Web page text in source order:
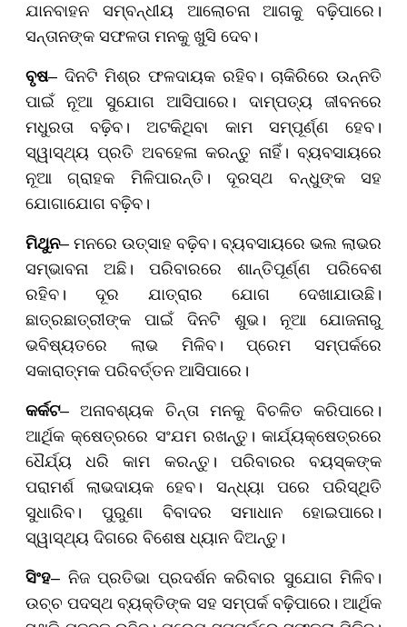
ଯାନବାହନ ସମ୍ବନ୍ଧୀୟ ଆଲୋଚନା ଆଗକୁ ବଢ଼ିପାରେ।
ସନ୍ତାନଙ୍କ ସଫଳତା ମନକୁ ଖୁସି ଦେବ।
ବୃଷ– ଦିନଟି ମିଶ୍ର ଫଳଦାୟକ ରହିବ। ଚାକିରିରେ ଉନ୍ନତି
ପାଇଁ ନୂଆ ସୁଯୋଗ ଆସିପାରେ। ଦାମ୍ପତ୍ୟ ଜୀବନରେ
ମଧୁରତା ବଢ଼ିବ। ଅଟକିଥିବା କାମ ସମ୍ପୂର୍ଣ୍ଣ ହେବ।
ସ୍ୱାସ୍ଥ୍ୟ ପ୍ରତି ଅବହେଳା କରନ୍ତୁ ନାହିଁ। ବ୍ୟବସାୟରେ
ନୂଆ ଗ୍ରାହକ ମିଳିପାରନ୍ତି। ଦୂରସ୍ଥ ବନ୍ଧୁଙ୍କ ସହ
ଯୋଗାଯୋଗ ବଢ଼ିବ।
ମିଥୁନ– ମନରେ ଉତ୍ସାହ ବଢ଼ିବ। ବ୍ୟବସାୟରେ ଭଲ ଲାଭର
ସମ୍ଭାବନା ଅଛି। ପରିବାରରେ ଶାନ୍ତିପୂର୍ଣ୍ଣ ପରିବେଶ
ରହିବ। ଦୂର ଯାତ୍ରାର ଯୋଗ ଦେଖାଯାଉଛି।
ଛାତ୍ରଛାତ୍ରୀଙ୍କ ପାଇଁ ଦିନଟି ଶୁଭ। ନୂଆ ଯୋଜନାରୁ
ଭବିଷ୍ୟତରେ ଲାଭ ମିଳିବ। ପ୍ରେମ ସମ୍ପର୍କରେ
ସକାରାତ୍ମକ ପରିବର୍ତ୍ତନ ଆସିପାରେ।
କର୍କଟ– ଅନାବଶ୍ୟକ ଚିନ୍ତା ମନକୁ ବିଚଳିତ କରିପାରେ।
ଆର୍ଥିକ କ୍ଷେତ୍ରରେ ସଂଯମ ରଖନ୍ତୁ। କାର୍ଯ୍ୟକ୍ଷେତ୍ରରେ
ଧୈର୍ଯ୍ୟ ଧରି କାମ କରନ୍ତୁ। ପରିବାରର ବୟସ୍କଙ୍କ
ପରାମର୍ଶ ଲାଭଦାୟକ ହେବ। ସନ୍ଧ୍ୟା ପରେ ପରିସ୍ଥିତି
ସୁଧାରିବ। ପୁରୁଣା ବିବାଦର ସମାଧାନ ହୋଇପାରେ।
ସ୍ୱାସ୍ଥ୍ୟ ଦିଗରେ ବିଶେଷ ଧ୍ୟାନ ଦିଅନ୍ତୁ।
ସିଂହ– ନିଜ ପ୍ରତିଭା ପ୍ରଦର୍ଶନ କରିବାର ସୁଯୋଗ ମିଳିବ।
ଉଚ୍ଚ ପଦସ୍ଥ ବ୍ୟକ୍ତିଙ୍କ ସହ ସମ୍ପର୍କ ବଢ଼ିପାରେ। ଆର୍ଥିକ